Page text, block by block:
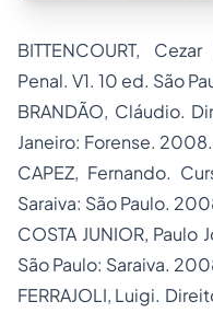
BITTENCOURT,
Penal. V1. 10 ed. São
BRANDÃO, Cláudio.
Janeiro: Forense. 2008.
CAPEZ, Fernando.
Saraiva: São Paulo.
COSTA JUNIOR, Paulo
São Paulo: Saraiva.
FERRAJOLI, Luigi.